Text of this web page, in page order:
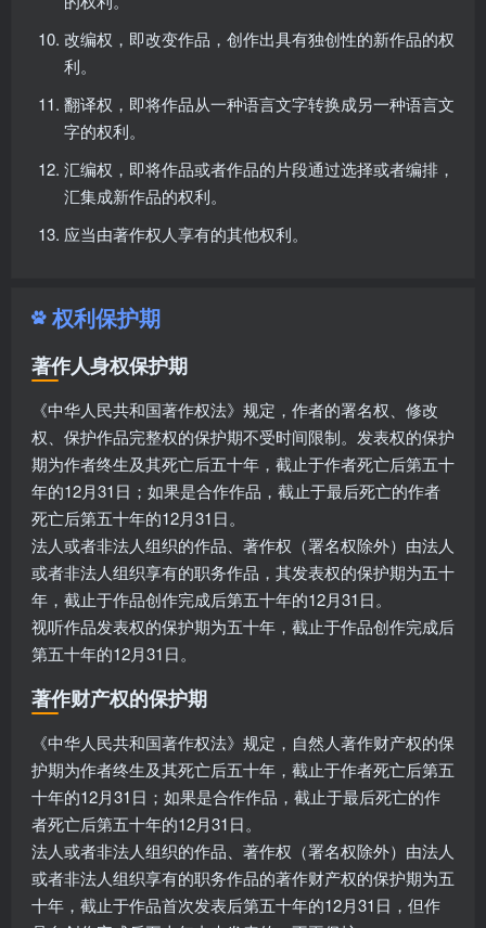
改编权，即改变作品，创作出具有独创性的新作品的权
利。
翻译权，即将作品从一种语言文字转换成另一种语言文
字的权利。
汇编权，即将作品或者作品的片段通过选择或者编排，
汇集成新作品的权利。
应当由著作权人享有的其他权利。
权利保护期
著作人身权保护期
《中华人民共和国著作权法》规定，作者的署名权、修改
权、保护作品完整权的保护期不受时间限制。发表权的保护
期为作者终生及其死亡后五十年，截止于作者死亡后第五十
年的12月31日；如果是合作作品，截止于最后死亡的作者
死亡后第五十年的12月31日。
法人或者非法人组织的作品、著作权（署名权除外）由法人
或者非法人组织享有的职务作品，其发表权的保护期为五十
年，截止于作品创作完成后第五十年的12月31日。
视听作品发表权的保护期为五十年，截止于作品创作完成后
第五十年的12月31日。
著作财产权的保护期
《中华人民共和国著作权法》规定，自然人著作财产权的保
护期为作者终生及其死亡后五十年，截止于作者死亡后第五
十年的12月31日；如果是合作作品，截止于最后死亡的作
者死亡后第五十年的12月31日。
法人或者非法人组织的作品、著作权（署名权除外）由法人
或者非法人组织享有的职务作品的著作财产权的保护期为五
十年，截止于作品首次发表后第五十年的12月31日，但作